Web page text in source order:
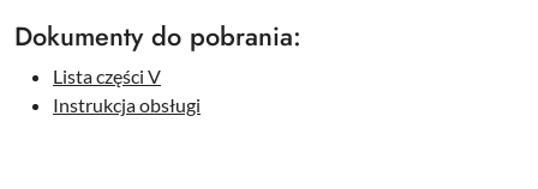
Dokumenty do pobrania:
Lista części V
Instrukcja obsługi